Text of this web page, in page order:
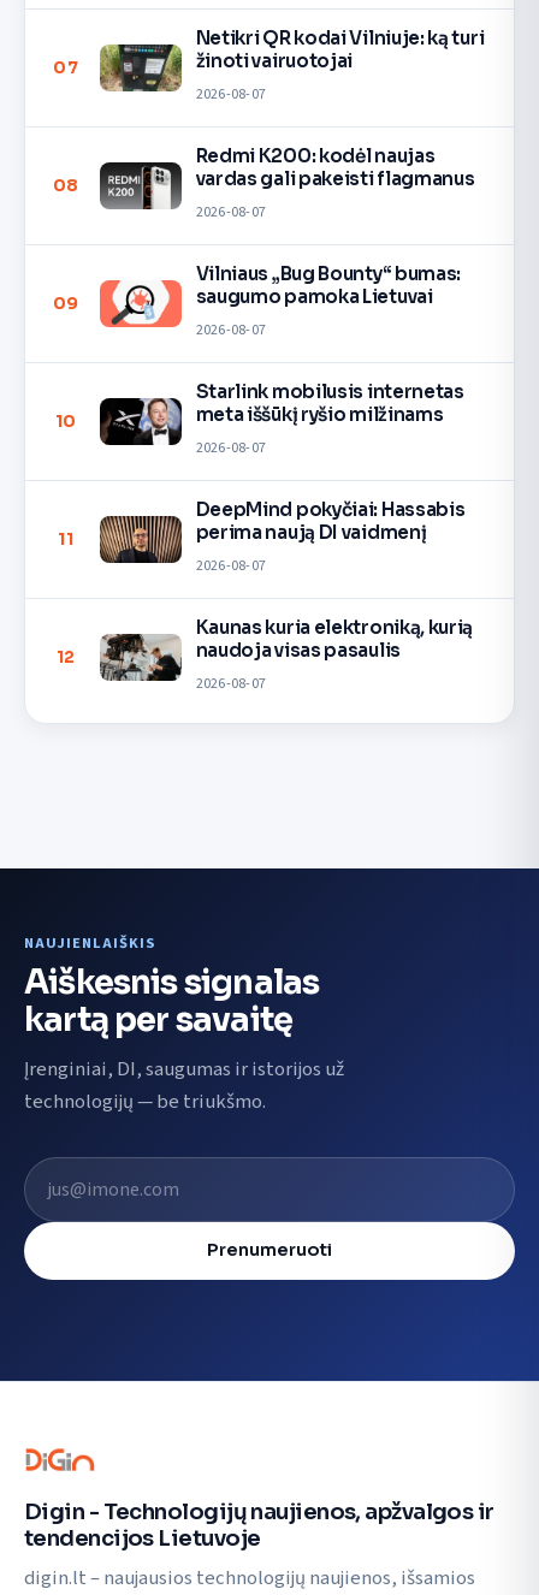
07
Netikri QR kodai Vilniuje: ką turi
žinoti vairuotojai
2026-08-07
08
Redmi K200: kodėl naujas
vardas gali pakeisti flagmanus
2026-08-07
09
Vilniaus „Bug Bounty“ bumas:
saugumo pamoka Lietuvai
2026-08-07
10
Starlink mobilusis internetas
meta iššūkį ryšio milžinams
2026-08-07
11
DeepMind pokyčiai: Hassabis
perima naują DI vaidmenį
2026-08-07
12
Kaunas kuria elektroniką, kurią
naudoja visas pasaulis
2026-08-07
NAUJIENLAIŠKIS
Aiškesnis signalas
kartą per savaitę
Įrenginiai, DI, saugumas ir istorijos už
technologijų — be triukšmo.
El. pašto adresas
Prenumeruoti
Digin - Technologijų naujienos, apžvalgos ir
tendencijos Lietuvoje
digin.lt – naujausios technologijų naujienos, išsamios